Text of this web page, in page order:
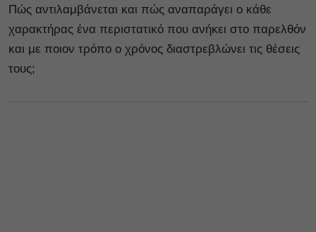
Πώς αντιλαμβάνεται και πώς αναπαράγει ο κάθε
χαρακτήρας ένα περιστατικό που ανήκει στο παρελθόν
και με ποιον τρόπο ο χρόνος διαστρεβλώνει τις θέσεις
τους;